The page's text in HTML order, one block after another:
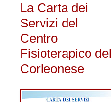
La Carta dei
Servizi del
Centro
Fisioterapico del
Corleonese